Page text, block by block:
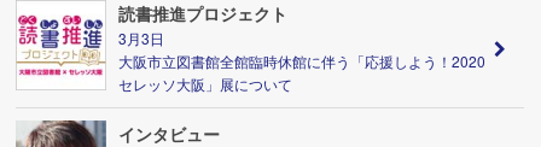
読書推進プロジェクト
3月3日
大阪市立図書館全館臨時休館に伴う「応援しよう！2020
セレッソ大阪」展について
インタビュー